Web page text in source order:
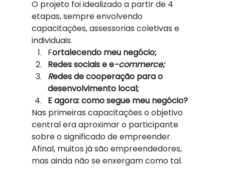
O projeto foi idealizado a partir de 4
etapas, sempre envolvendo
capacitações, assessorias coletivas e
individuais.
Fortalecendo meu negócio;
Redes sociais e e-commerce;
Redes de cooperação para o
desenvolvimento local;
E agora: como segue meu negócio?
Nas primeiras capacitações o objetivo
central era aproximar o participante
sobre o significado de empreender.
Afinal, muitos já são empreendedores,
mas ainda não se enxergam como tal.